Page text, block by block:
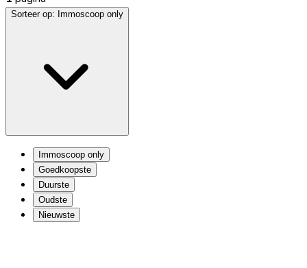
Sorteer op: Immoscoop only
Immoscoop only
Goedkoopste
Duurste
Oudste
Nieuwste